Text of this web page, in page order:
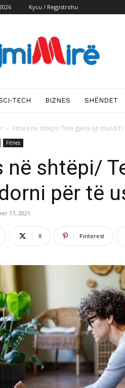
Kycu / Regjistrohu
mire
TECH BIZNES SHËNDET
Fitnes në shtëpi/ Tetë gjëra që mund
Fitnes
në shtëpi/
për të
17, 2021
X Pinterest